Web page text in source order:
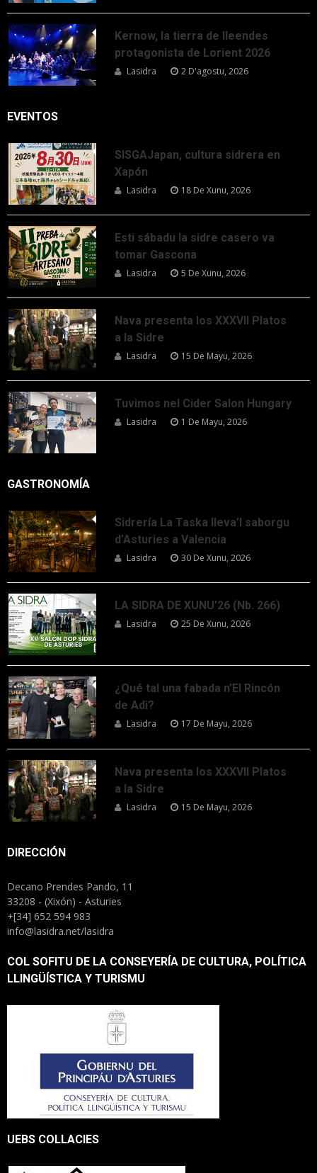
Kernow, la tierra de lleendes
protagonista de Lorient 2026
Lasidra 2 D'agostu, 2026
EVENTOS
SISGAJapan, cultura sidrera en
Xapón
Lasidra 18 De Xunu, 2026
Esti sábadu la sidre casero va
tomar Gascona
Lasidra 5 De Xunu, 2026
Nava presenta los XXXVII Platos
a la Sidre
Lasidra 15 De Mayu, 2026
Tuvimos nel Cider Salon Hungary
Lasidra 1 De Mayu, 2026
GASTRONOMÍA
Sidrería La Taska lleva’l saborgu
d’Asturies a Valencia
Lasidra 30 De Xunu, 2026
LA SIDRA DE XUNU’26 (Nb. 266)
Lasidra 25 De Xunu, 2026
¿Qué tal una fabada n’El Rincón
de Adi?
Lasidra 17 De Mayu, 2026
Nava presenta los XXXVII Platos
a la Sidre
Lasidra 15 De Mayu, 2026
DIRECCIÓN
Decano Prendes Pando, 11
33208 - (Xixón) - Asturies
+[34] 652 594 983
info@lasidra.net/lasidra
COL SOFITU DE LA CONSEYERÍA DE CULTURA, POLÍTICA
LLINGÜÍSTICA Y TURISMU
UEBS COLLACIES